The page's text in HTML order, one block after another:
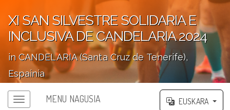
XI SAN SILVESTRE SOLIDARIA E
INCLUSIVA DE CANDELARIA 2024
in CANDELARIA (Santa Cruz de Tenerife),
Espainia
MENU NAGUSIA EUSKARA